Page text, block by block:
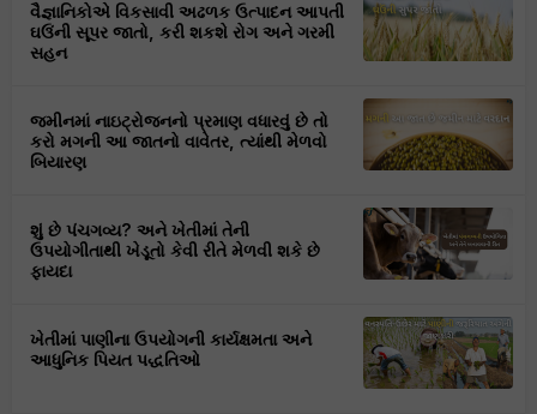
વૈજ્ઞાનિકોએ વિકસાવી અઢળક ઉત્પાદન આપતી
ઘઉંની સૂપર જાતો, કરી શકશે રોગ અને ગરમી
સહન
જમીનમાં નાઇટ્રોજનનો પ્રમાણ વધારવું છે તો
કરો મગની આ જાતનો વાવેતર, ત્યાંથી મેળવો
બિયારણ
શું છે પંચગવ્ય? અને ખેતીમાં તેની
ઉપયોગીતાથી ખેડૂતો કેવી રીતે મેળવી શકે છે
ફાયદા
ખેતીમાં પાણીના ઉપયોગની કાર્યક્ષમતા અને
આધુનિક પિયત પદ્ધતિઓ